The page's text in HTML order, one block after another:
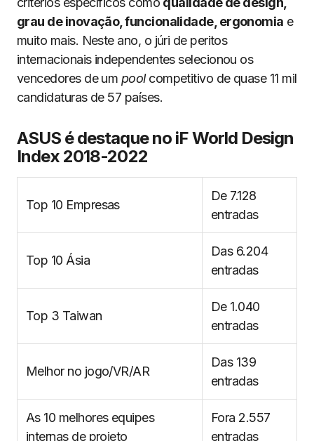
grau de inovação, funcionalidade, ergonomia e
muito mais. Neste ano, o júri de peritos
internacionais independentes selecionou os
vencedores de um poolcompetitivo de quase 11 mil
candidaturas de 57 países.
ASUS é destaque no iF World Design
Index 2018-2022
Top 10 Empresas
De 7.128
entradas
Top 10 Ásia
Das 6.204
entradas
Top 3 Taiwan
De 1.040
entradas
Melhor no jogo/VR/AR
Das 139
entradas
As 10 melhores equipes
internas de projeto
Fora 2.557
entradas